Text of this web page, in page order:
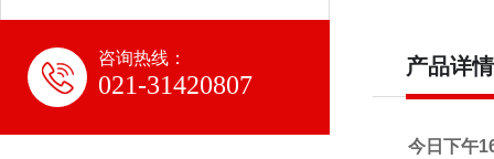
咨询热线：
021-31420807
产品详情
今日下午